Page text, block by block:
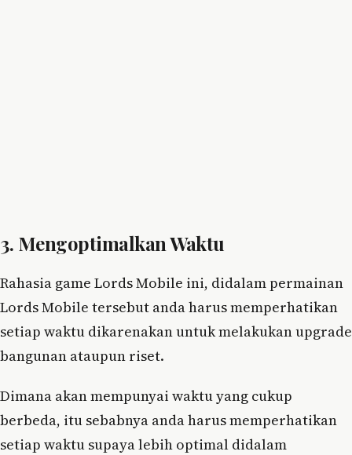
3. Mengoptimalkan Waktu
Rahasia game Lords Mobile ini, didalam permainan
Lords Mobile tersebut anda harus memperhatikan
setiap waktu dikarenakan untuk melakukan upgrade
bangunan ataupun riset.
Dimana akan mempunyai waktu yang cukup
berbeda, itu sebabnya anda harus memperhatikan
setiap waktu supaya lebih optimal didalam